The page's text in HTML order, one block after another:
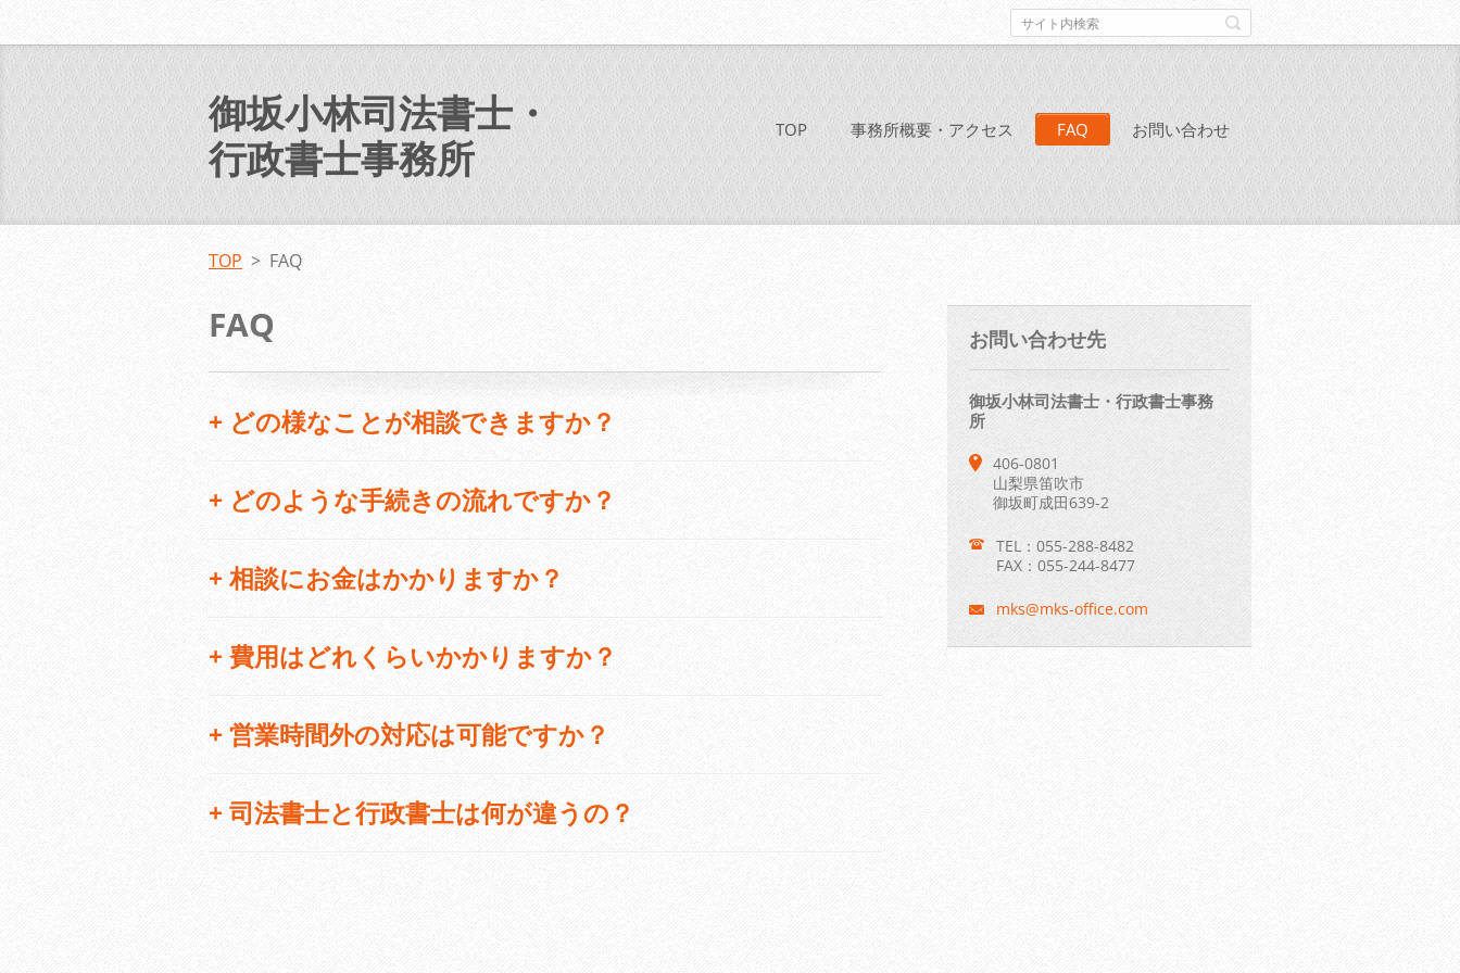
御坂小林司法書士・
行政書士事務所
TOP 事務所概要・アクセス FAQ お問い合わせ
TOP > FAQ
FAQ
+ どの様なことが相談できますか？
+ どのような手続きの流れですか？
+相談にお金はかかりますか？
+費用はどれくらいかかりますか？
+営業時間外の対応は可能ですか？
+司法書士と行政書士は何が違うの？
お問い合わせ先
御坂小林司法書士・行政書士事務
所
406-0801
山梨県笛吹市
御坂町成田639-2
TEL：055-288-8482
FAX：055-244-8477
mks@mks-office.com